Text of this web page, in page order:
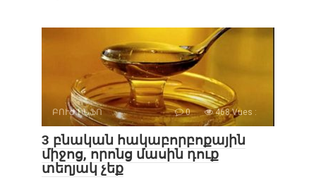
ԲՈՒԺ ԻՆՖՈ 0 468 Vues :
3 բնական հակաբորբոքային
միջոց, որոնց մասին դուք
տեղյակ չեք